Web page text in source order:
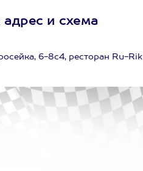
и схема
6-8с4, ресторан Ru-Rik